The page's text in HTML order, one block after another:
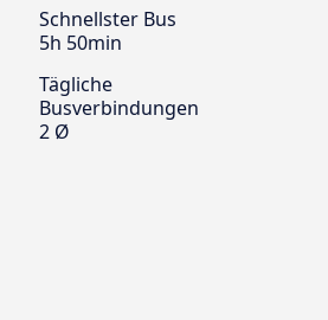
Schnellster Bus
5h 50min
Tägliche
Busverbindungen
2 Ø